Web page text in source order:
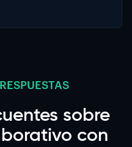
sobre
con